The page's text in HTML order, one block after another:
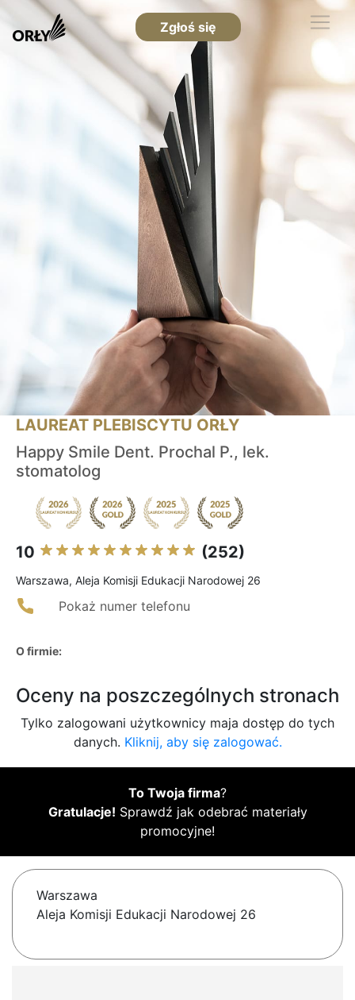
Zgłoś się
LAUREAT PLEBISCYTU ORŁY
Happy Smile Dent. Prochal P., lek.
stomatolog
10 (252)
Warszawa, Aleja Komisji Edukacji Narodowej 26
Pokaż numer telefonu
O firmie:
Oceny na poszczególnych stronach
Tylko zalogowani użytkownicy maja dostęp do tych
danych. Kliknij, aby się zalogować.
To Twoja firma?
Gratulacje! Sprawdź jak odebrać materiały
promocyjne!
Warszawa
Aleja Komisji Edukacji Narodowej 26